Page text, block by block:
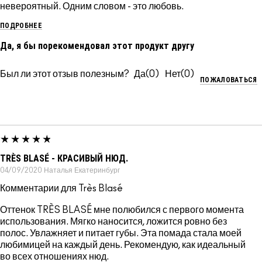
невероятный. Одним словом - это любовь.
ПОДРОБНЕЕ
Да, я бы порекомендовал этот продукт другу
Был ли этот отзыв полезным? 0 0
ПОЖАЛОВАТЬСЯ
TRÈS BLASÉ - КРАСИВЫЙ НЮД.
04/09/2020 Наталья Екатеринбург
Комментарии для Très Blasé
Оттенок TRÈS BLASÉ мне полюбился с первого момента
использования. Мягко наносится, ложится ровно без
полос. Увлажняет и питает губы. Эта помада стала моей
любимицей на каждый день. Рекомендую, как идеальный
во всех отношениях нюд.